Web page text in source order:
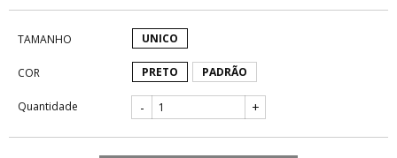
TAMANHO UNICO
COR PRETO PADRÃO
Quantidade - +